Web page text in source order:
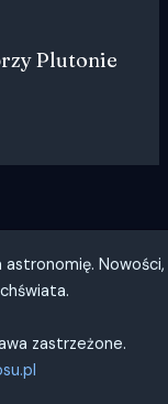
Plutonie
Nowości,
zastrzeżone.